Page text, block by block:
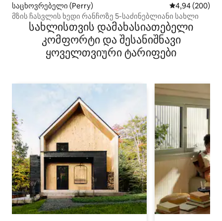
საცხოვრებელი (Perry) საშუალო
4,94 (200)
მზის ჩასვლის ხედი რანჩოზე 5-საძინებლიანი სახლი
სახლისთვის დამახასიათებელი
კომფორტი და შესანიშნავი
ყოველთვიური ტარიფები